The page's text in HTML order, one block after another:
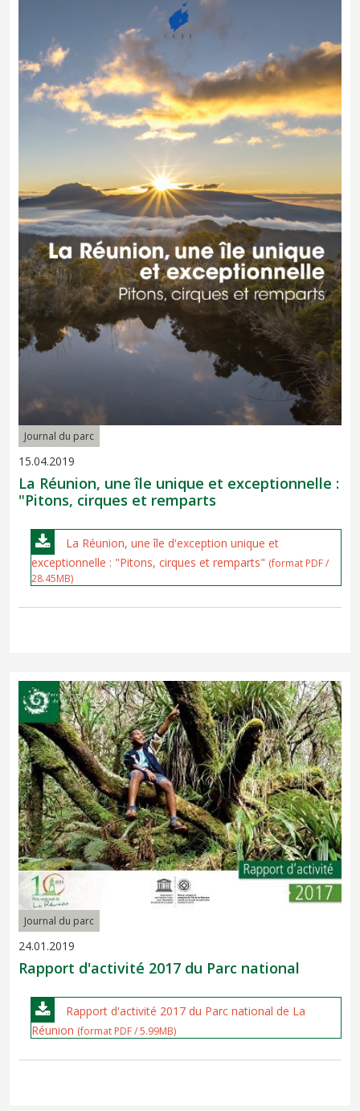
Journal du parc
15.04.2019
La Réunion, une île unique et exceptionnelle :
"Pitons, cirques et remparts
La Réunion, une île d'exception unique et
exceptionnelle : "Pitons, cirques et remparts" (format PDF /
28.45MB)
Journal du parc
24.01.2019
Rapport d'activité 2017 du Parc national
Rapport d'activité 2017 du Parc national de La
Réunion (format PDF / 5.99MB)